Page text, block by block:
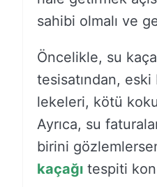
sahibi olmalı ve
Öncelikle, su
tesisatından,
lekeleri, kötü
Ayrıca, su
birini
kaçağı tespiti